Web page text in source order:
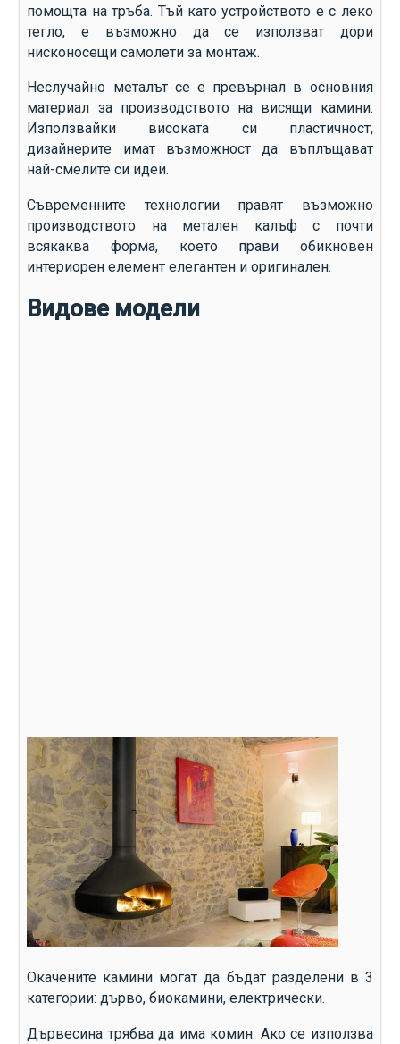
помощта на тръба. Тъй като устройството е с леко
тегло, е възможно да се използват дори
нисконосещи самолети за монтаж.
Неслучайно металът се е превърнал в основния
материал за производството на висящи камини.
Използвайки високата си пластичност,
дизайнерите имат възможност да въплъщават
най-смелите си идеи.
Съвременните технологии правят възможно
производството на метален калъф с почти
всякаква форма, което прави обикновен
интериорен елемент елегантен и оригинален.
Видове модели
Окачените камини могат да бъдат разделени в 3
категории: дърво, биокамини, електрически.
Дървесина трябва да има комин. Ако се използва